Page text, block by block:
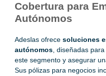
Cobertura para
Autónomos
Adeslas ofrece soluciones
autónomos , diseñadas
este segmento y asegurar
Sus pólizas para negocios